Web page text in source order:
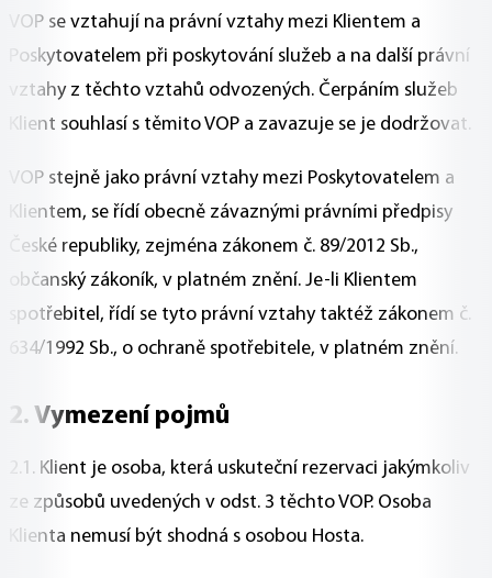
VOP se vztahují na právní vztahy mezi Klientem a
Poskytovatelem při poskytování služeb a na další právní
vztahy z těchto vztahů odvozených. Čerpáním služeb
Klient souhlasí s těmito VOP a zavazuje se je dodržovat.
VOP stejně jako právní vztahy mezi Poskytovatelem a
Klientem, se řídí obecně závaznými právními předpisy
České republiky, zejména zákonem č. 89/2012 Sb.,
občanský zákoník, v platném znění. Je-li Klientem
spotřebitel, řídí se tyto právní vztahy taktéž zákonem č.
634/1992 Sb., o ochraně spotřebitele, v platném znění.
2. Vymezení pojmů
2.1. Klient je osoba, která uskuteční rezervaci jakýmkoliv
ze způsobů uvedených v odst. 3 těchto VOP. Osoba
Klienta nemusí být shodná s osobou Hosta.